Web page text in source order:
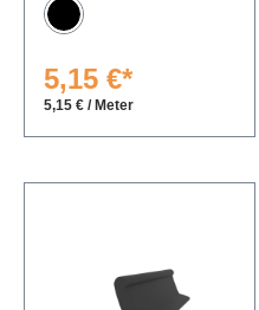
Schwarz
5,15 €*
5,15 € / Meter